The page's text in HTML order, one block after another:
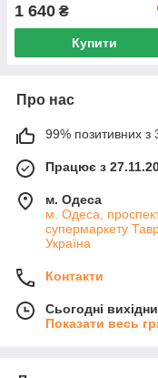
№1
1 640 ₴
Купити
Про нас
99% позитивних з
Працює з
м. Одеса
м. Одеса,
супермаркету
Україна
Контакти
Сьогодні
Показати весь